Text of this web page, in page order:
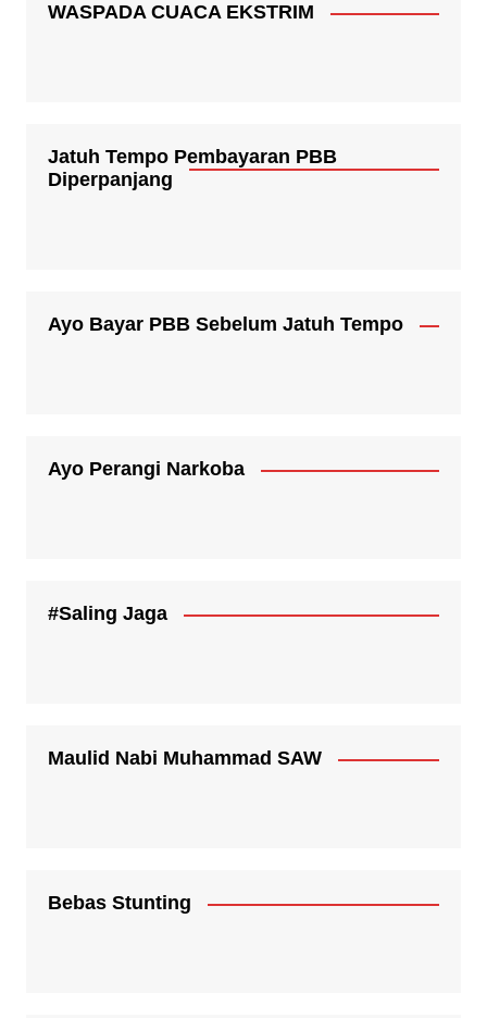
WASPADA CUACA EKSTRIM
Jatuh Tempo Pembayaran PBB
Diperpanjang
Ayo Bayar PBB Sebelum Jatuh Tempo
Ayo Perangi Narkoba
#Saling Jaga
Maulid Nabi Muhammad SAW
Bebas Stunting